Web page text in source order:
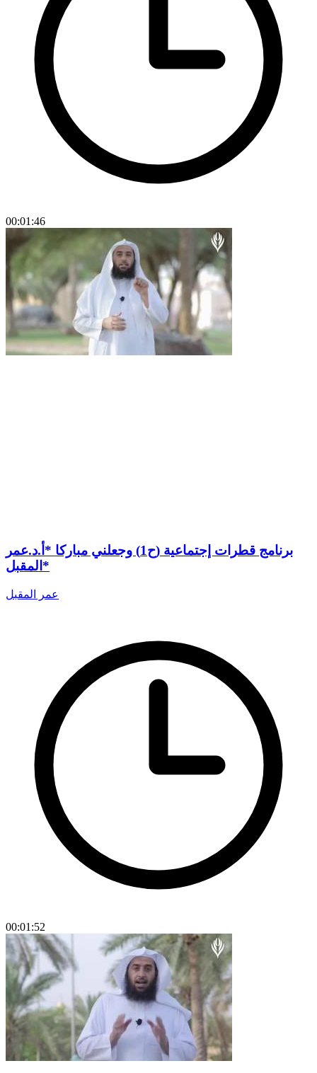
00:01:46
برنامج قطرات إجتماعية (ح1) وجعلني مباركا *أ.د.عمر
المقبل*
عمر المقبل
00:01:52